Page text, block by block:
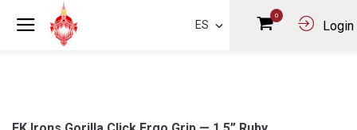
ES
0
Login